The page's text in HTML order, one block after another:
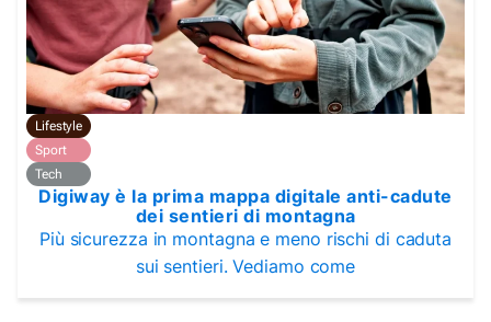
Lifestyle
Sport
Tech
Digiway è la prima mappa digitale anti-cadute
dei sentieri di montagna
Più sicurezza in montagna e meno rischi di caduta
sui sentieri. Vediamo come